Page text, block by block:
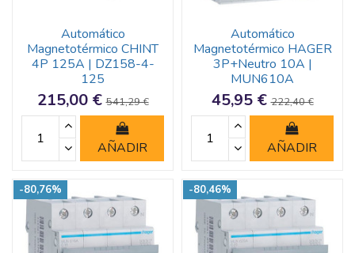
Automático
Magnetotérmico CHINT
4P 125A | DZ158-4-
125
215,00 €541,29 €
AÑADIR
Automático
Magnetotérmico HAGER
3P+Neutro 10A |
MUN610A
45,95 €222,40 €
AÑADIR
-80,76% -80,46%